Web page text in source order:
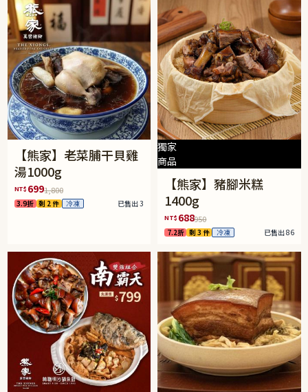
【熊家】老菜脯干貝雞
湯1000g
NT$ 6991,800
3.9折 剩 2 件 冷凍 已售出 3
獨家
商品
【熊家】豬腳米糕
1400g
NT$ 688950
7.2折 剩 3 件 冷凍 已售出 86